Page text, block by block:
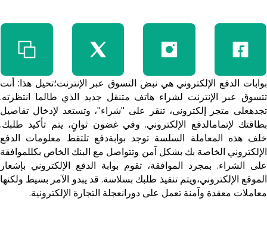
بوابات الدفع الإلكتروني هي نبض التسوق عبر الإنترنت؛تخيل هذا: أنت
تتسوق عبر الإنترنت لشراء هاتف متنقل جديد الذي طالما انتظرته.
تجدهعلى متجر إلكتروني، تنقر على "شراء"، وتستعد لإدخال تفاصيل
بطاقتك لإتمامالدفع الإلكتروني. وفي غضون ثوانٍ، يتم تأكيد طلبك.
خلف هذه المعاملة السلسة توجد بوابةدفع تلتقط معلومات الدفع
الإلكتروني الخاصة بك بشكل آمن وتتواصل مع البنك الخاص بكللموافقة
على الشراء. بمجرد الموافقة، تقوم بوابة الدفع الإلكتروني بإشعار
الموقع الإلكتروني،ويتم تنفيذ طلبك بسلاسة. قد يبدو الآمر بسيط ولكنها
معاملات معقدة وآمنة تعمل على دورانعجلة التجارة الإلكترونية.